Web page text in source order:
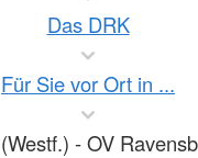
Das DRK
Für Sie vor Ort in ...
- OV